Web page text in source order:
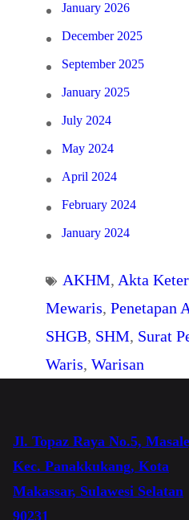
January 2026
December 2025
September 2025
January 2025
July 2024
May 2024
April 2024
February 2024
January 2024
AKHM, Akta
Mewaris, Penetapan
SHGB, SHM, Surat
Waris, Warisan
Jl. Topaz Raya No.5,
Kec. Panakkukang, Kota
Makassar, Sulawesi Selatan
90231